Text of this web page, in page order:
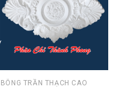
BÔNG TRẦN THẠCH CAO